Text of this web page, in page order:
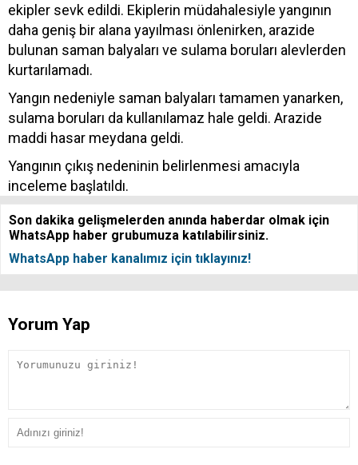
ekipler sevk edildi. Ekiplerin müdahalesiyle yangının
daha geniş bir alana yayılması önlenirken, arazide
bulunan saman balyaları ve sulama boruları alevlerden
kurtarılamadı.
Yangın nedeniyle saman balyaları tamamen yanarken,
sulama boruları da kullanılamaz hale geldi. Arazide
maddi hasar meydana geldi.
Yangının çıkış nedeninin belirlenmesi amacıyla
inceleme başlatıldı.
Son dakika gelişmelerden anında haberdar olmak için
WhatsApp haber grubumuza katılabilirsiniz.
WhatsApp haber kanalımız için tıklayınız!
Yorum Yap